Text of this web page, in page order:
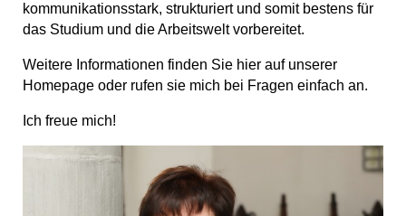
kommunikationsstark, strukturiert und somit bestens für
das Studium und die Arbeitswelt vorbereitet.
Weitere Informationen finden Sie hier auf unserer
Homepage oder rufen sie mich bei Fragen einfach an.
Ich freue mich!